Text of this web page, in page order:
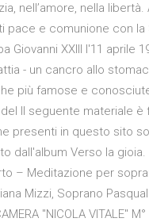
nell’amore, nella
pace e comunione con
Giovanni XXIII l'11 aprile
- un cancro allo
più famose e
Il seguente materiale
presenti in questo sito
dall'album Verso la
– Meditazione per
Mizzi, Soprano
"NICOLA VITALE"